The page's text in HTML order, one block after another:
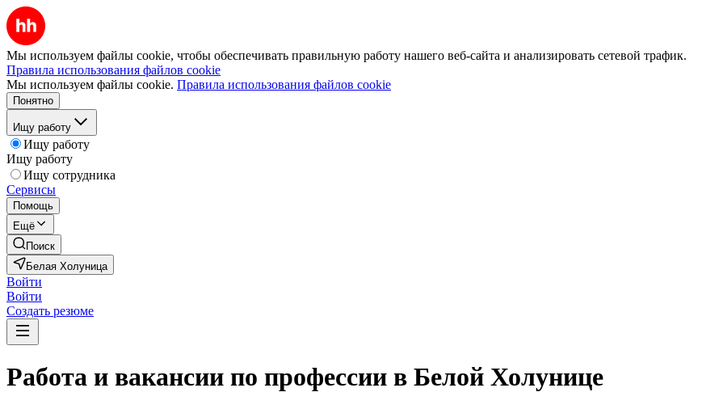
Мы используем файлы cookie, чтобы обеспечивать правильную работу нашего веб-сайта и анализировать сетевой трафик.
Правила использования файлов cookie
Мы используем файлы cookie. Правила использования файлов cookie
Понятно
Ищу работу
Ищу работу
Ищу работу
Ищу сотрудника
Сервисы
Помощь
Ещё
Поиск
Белая Холуница
Войти
Войти
Создать резюме
Работа и вакансии по профессии в Белой Холунице